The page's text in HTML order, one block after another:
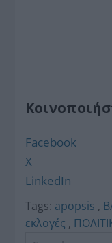
Facebook
X
LinkedIn
Tags: apopsis ,
εκλογές ,